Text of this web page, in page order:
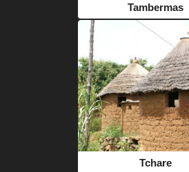
Tambermas
Tchare